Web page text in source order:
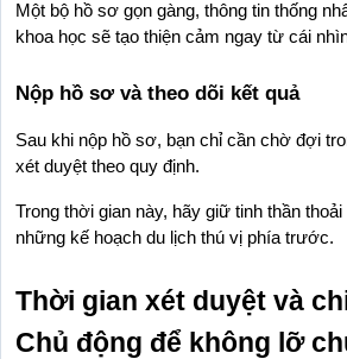
Một bộ hồ sơ gọn gàng, thông tin thống
khoa học sẽ tạo thiện cảm ngay từ cái
Nộp hồ sơ và theo dõi kết quả
Sau khi nộp hồ sơ, bạn chỉ cần chờ đợi
xét duyệt theo quy định.
Trong thời gian này, hãy giữ tinh thần
những kế hoạch du lịch thú vị phía trước.
Thời gian xét duyệt và
Chủ động để không lỡ